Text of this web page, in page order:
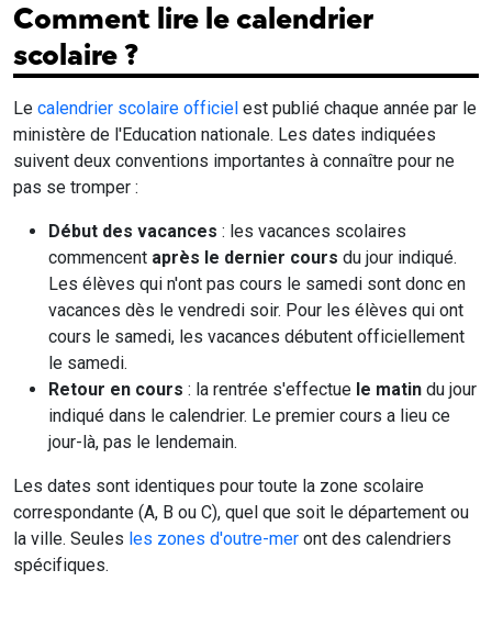
Comment lire le calendrier
scolaire ?
Le calendrier scolaire officiel est publié chaque année par le
ministère de l'Education nationale. Les dates indiquées
suivent deux conventions importantes à connaître pour ne
pas se tromper :
Début des vacances : les vacances scolaires
commencent après le dernier cours du jour indiqué.
Les élèves qui n'ont pas cours le samedi sont donc en
vacances dès le vendredi soir. Pour les élèves qui ont
cours le samedi, les vacances débutent officiellement
le samedi.
Retour en cours : la rentrée s'effectue le matin du jour
indiqué dans le calendrier. Le premier cours a lieu ce
jour-là, pas le lendemain.
Les dates sont identiques pour toute la zone scolaire
correspondante (A, B ou C), quel que soit le département ou
la ville. Seules les zones d'outre-mer ont des calendriers
spécifiques.